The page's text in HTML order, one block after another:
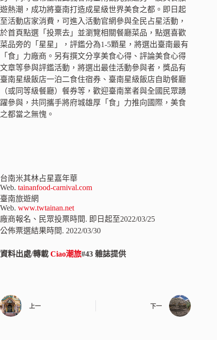
遊熱潮，成功將臺南打造成星級世界美食之都。即日起
至活動店家消費，可進入活動官網參與全民占星活動，
於首頁點選「投票去」並瀏覽相關餐廳菜品，點選喜歡
菜品旁的「星星」，評鑑分為1-5顆星，將選出臺南最有
「食」力廠商。另有撰文分享美食心得、評論美食心得
文章等參與評鑑活動，將選出最佳活動參與者，獎品有
臺南星級飯店一泊二食住宿券、臺南星級飯店自助餐廳
（或同等級餐廳）餐券等，歡迎臺南業者與全國民眾踴
躍參與，共同攜手將府城雄厚「食」力推向國際，美食
之都當之無愧。
台南米其林占星嘉年華
Web. tainanfood-carnival.com
臺南旅遊網
Web. www.twtainan.net
廠商報名、民眾投票時間. 即日起至2022/03/25
公佈票選結果時間. 2022/03/30
資料出處/轉載 Ciao潮旅#43 雜誌提供
上一 下一